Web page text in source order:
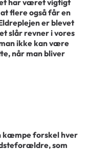
flere også får en
er blevet
slår revner i vores
ikke kan være
når man bliver
kæmpe forskel hver
som